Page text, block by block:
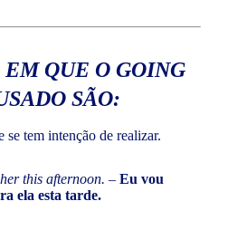
EM QUE O GOING
SÃO:
se tem intenção de realizar.
this afternoon. – Eu vou
ela esta tarde.